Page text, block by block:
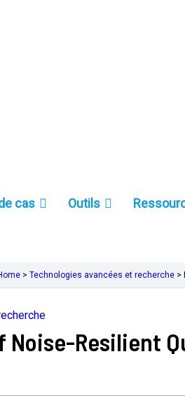
cas Outils
>Technologies avancées et recherche >
Noise-Resilient